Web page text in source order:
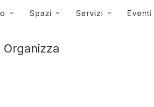
Spazi Servizi
Organizza